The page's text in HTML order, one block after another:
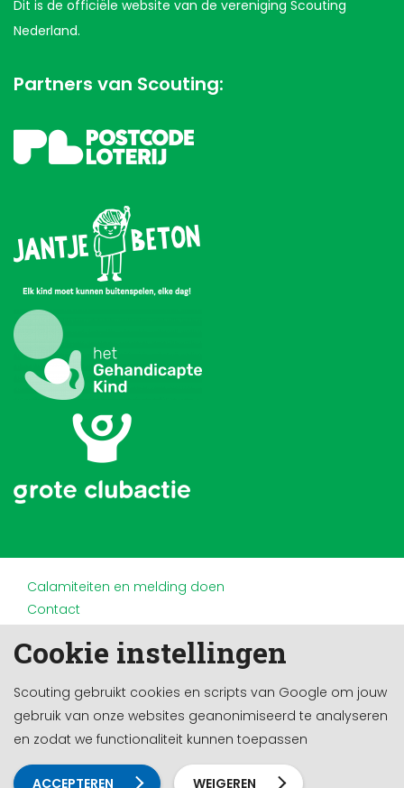
Cookie instellingen
Scouting gebruikt cookies en scripts van Google om jouw
gebruik van onze websites geanonimiseerd te analyseren
en zodat we functionaliteit kunnen toepassen
ACCEPTEREN WEIGEREN
Dit is de officiële website van de vereniging Scouting
Nederland.
Partners van Scouting:
Calamiteiten en melding doen
Contact
Doneren en nalaten
Privacy
Werken bij
Cookie-instellingen
Ontwikkeld door a&m impact